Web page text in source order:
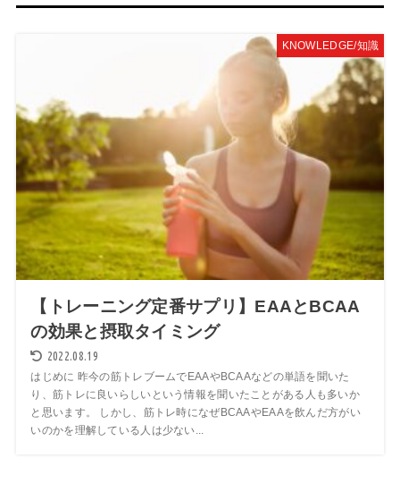
KNOWLEDGE/知識
【トレーニング定番サプリ】EAAとBCAA
の効果と摂取タイミング
2022.08.19
はじめに 昨今の筋トレブームでEAAやBCAAなどの単語を聞いた
り、筋トレに良いらしいという情報を聞いたことがある人も多いか
と思います。 しかし、筋トレ時になぜBCAAやEAAを飲んだ方がい
いのかを理解している人は少ない...